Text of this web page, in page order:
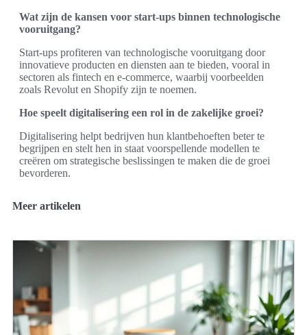
Wat zijn de kansen voor start-ups binnen technologische
vooruitgang?
Start-ups profiteren van technologische vooruitgang door
innovatieve producten en diensten aan te bieden, vooral in
sectoren als fintech en e-commerce, waarbij voorbeelden
zoals Revolut en Shopify zijn te noemen.
Hoe speelt digitalisering een rol in de zakelijke groei?
Digitalisering helpt bedrijven hun klantbehoeften beter te
begrijpen en stelt hen in staat voorspellende modellen te
creëren om strategische beslissingen te maken die de groei
bevorderen.
Meer artikelen